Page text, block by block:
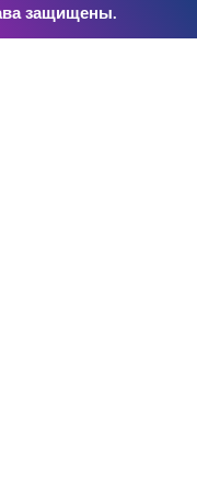
защищены.